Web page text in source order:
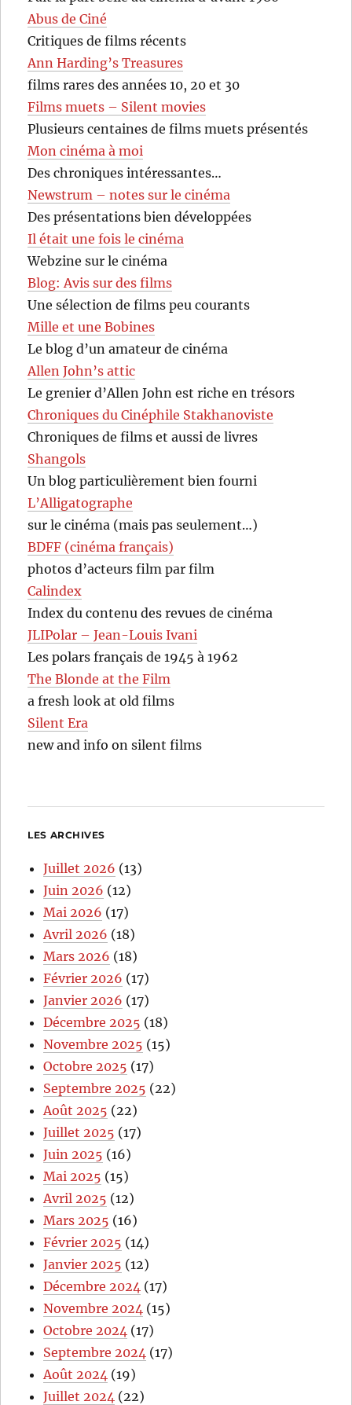
Abus de Ciné
Critiques de films récents
Ann Harding’s Treasures
films rares des années 10, 20 et 30
Films muets – Silent movies
Plusieurs centaines de films muets présentés
Mon cinéma à moi
Des chroniques intéressantes…
Newstrum – notes sur le cinéma
Des présentations bien développées
Il était une fois le cinéma
Webzine sur le cinéma
Blog: Avis sur des films
Une sélection de films peu courants
Mille et une Bobines
Le blog d’un amateur de cinéma
Allen John’s attic
Le grenier d’Allen John est riche en trésors
Chroniques du Cinéphile Stakhanoviste
Chroniques de films et aussi de livres
Shangols
Un blog particulièrement bien fourni
L’Alligatographe
sur le cinéma (mais pas seulement…)
BDFF (cinéma français)
photos d’acteurs film par film
Calindex
Index du contenu des revues de cinéma
JLIPolar – Jean-Louis Ivani
Les polars français de 1945 à 1962
The Blonde at the Film
a fresh look at old films
Silent Era
new and info on silent films
LES ARCHIVES
Juillet 2026 (13)
Juin 2026 (12)
Mai 2026 (17)
Avril 2026 (18)
Mars 2026 (18)
Février 2026 (17)
Janvier 2026 (17)
Décembre 2025 (18)
Novembre 2025 (15)
Octobre 2025 (17)
Septembre 2025 (22)
Août 2025 (22)
Juillet 2025 (17)
Juin 2025 (16)
Mai 2025 (15)
Avril 2025 (12)
Mars 2025 (16)
Février 2025 (14)
Janvier 2025 (12)
Décembre 2024 (17)
Novembre 2024 (15)
Octobre 2024 (17)
Septembre 2024 (17)
Août 2024 (19)
Juillet 2024 (22)